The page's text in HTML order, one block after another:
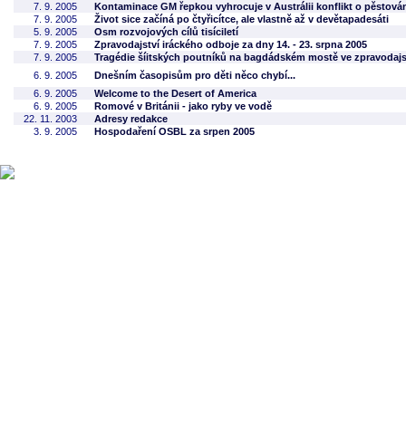
7. 9. 2005
Kontaminace GM řepkou vyhrocuje v Austrálii konflikt o
7. 9. 2005
Život sice začíná po čtyřicítce, ale vlastně až v devětapadesáti
5. 9. 2005
Osm rozvojových cílů tisíciletí
7. 9. 2005
Zpravodajství iráckého odboje za dny 14. - 23. srpna 2005
7. 9. 2005
Tragédie šíitských poutníků na bagdádském mostě ve
6. 9. 2005
Dnešním časopisům pro děti něco chybí...
6. 9. 2005
Welcome to the Desert of America
6. 9. 2005
Romové v Británii - jako ryby ve vodě
22. 11. 2003
Adresy redakce
3. 9. 2005
Hospodaření OSBL za srpen 2005